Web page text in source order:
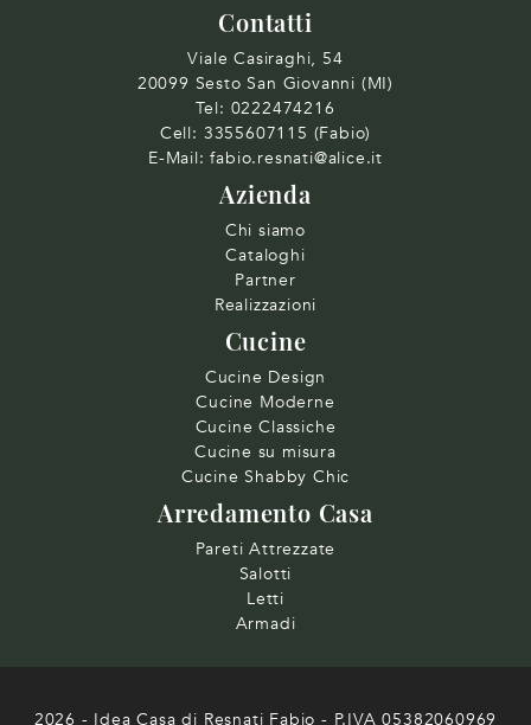
Contatti
Viale Casiraghi, 54
20099 Sesto San Giovanni (MI)
Tel: 0222474216
Cell: 3355607115 (Fabio)
E-Mail: fabio.resnati@alice.it
Azienda
Chi siamo
Cataloghi
Partner
Realizzazioni
Cucine
Cucine Design
Cucine Moderne
Cucine Classiche
Cucine su misura
Cucine Shabby Chic
Arredamento Casa
Pareti Attrezzate
Salotti
Letti
Armadi
2026 - Idea Casa di Resnati Fabio - P.IVA 05382060969